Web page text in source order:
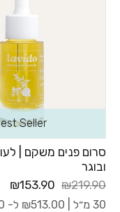
Seller
סרום פנים משקם |
ובוגר
₪219.90
₪153.90
30 מ״ל | ₪513.00 ל- 100 מ"ל